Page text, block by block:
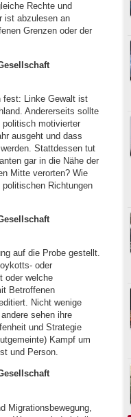
Rechte und
ist abzulesen an
Grenzen oder der
fest: Linke Gewalt ist
Andererseits sollte
motivierter
ausgeht und dass
Stattdessen tut
gar in die Nähe der
Mitte verorten? Wie
Richtungen
auf die Probe gestellt.
oder
oder welche
Betroffenen
Nicht wenige
sehen ihre
und Strategie
Kampf um
und Person.
Migrationsbewegung,